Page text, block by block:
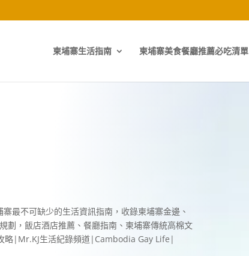
柬埔寨生活指南 柬埔寨美食餐廳推薦必吃清單
最不可缺少的生活資訊指南，收錄柬埔寨金邊、
劃，飯店酒店推薦、餐廳指南、柬埔寨傳統高棉文
略|Mr.KJ生活紀錄頻道|Cambodia Gay Life|